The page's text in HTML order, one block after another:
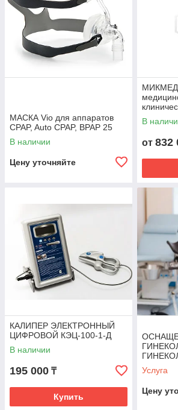
МАСКА Vio для аппаратов
CPAP, Auto CPAP, ВPAP 25
В наличии
Цену уточняйте
В
от 832
КАЛИПЕР ЭЛЕКТРОННЫЙ
ЦИФРОВОЙ КЭЦ-100-1-Д
В наличии
195 000 ₸
Купить
Услуга
Цену